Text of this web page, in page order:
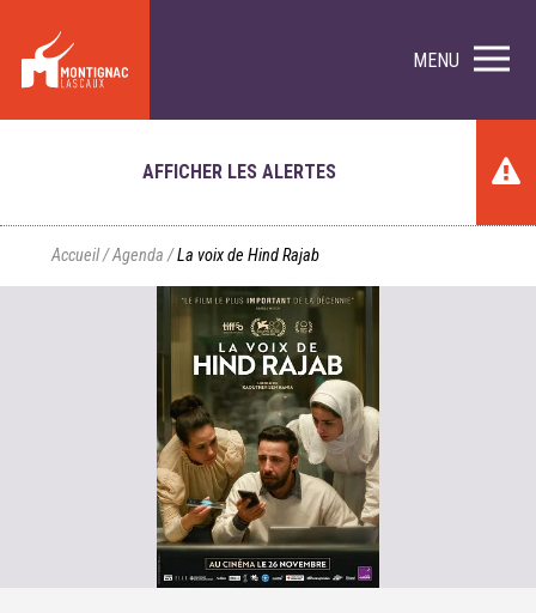
MENU
AFFICHER LES ALERTES
Accueil/Agenda /La voix de Hind Rajab